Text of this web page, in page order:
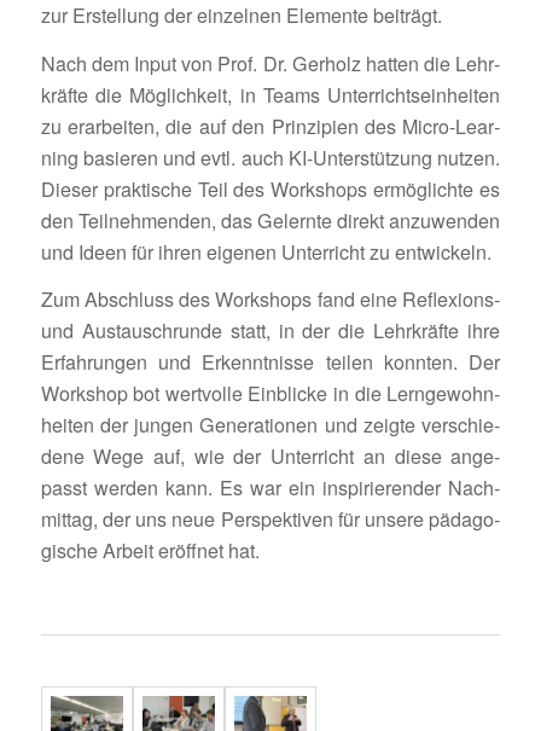
zur Erstel­lung der einzelnen Elemente beiträgt.
Nach dem Input von Prof. Dr. Gerholz hatten die Lehr­
kräfte die Möglich­keit, in Teams Unter­richts­ein­heiten
zu erar­beiten, die auf den Prin­zi­pien des Micro-Lear­
ning basieren und evtl. auch KI-Unter­stüt­zung nutzen.
Dieser prak­ti­sche Teil des Work­shops ermög­lichte es
den Teil­neh­menden, das Gelernte direkt anzu­wenden
und Ideen für ihren eigenen Unter­richt zu entwickeln.
Zum Abschluss des Work­shops fand eine Refle­xions-
und Austausch­runde statt, in der die Lehr­kräfte ihre
Erfah­rungen und Erkennt­nisse teilen konnten. Der
Work­shop bot wert­volle Einblicke in die Lern­ge­wohn­
heiten der jungen Gene­ra­tionen und zeigte verschie­
dene Wege auf, wie der Unter­richt an diese ange­
passt werden kann. Es war ein inspi­rie­render Nach­
mittag, der uns neue Perspek­tiven für unsere pädago­
gi­sche Arbeit eröffnet hat.